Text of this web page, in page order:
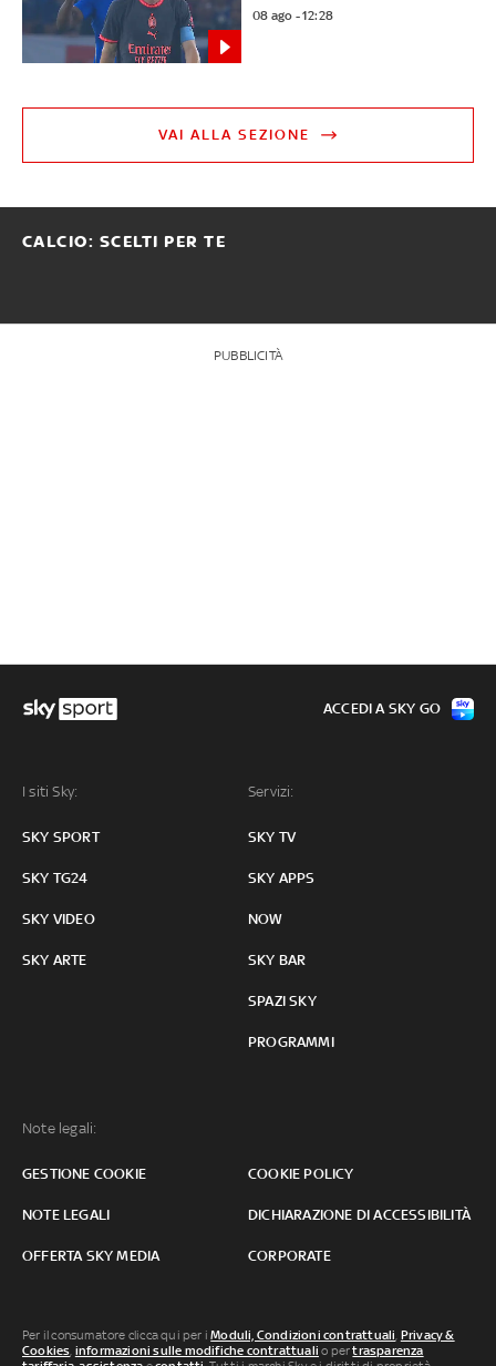
08 ago - 12:28
VAI ALLA SEZIONE
CALCIO: SCELTI PER TE
PUBBLICITÀ
I siti Sky:
SKY SPORT
SKY TG24
SKY VIDEO
SKY ARTE
Servizi:
SKY TV
SKY APPS
NOW
SKY BAR
SPAZI SKY
PROGRAMMI
Note legali:
GESTIONE COOKIE COOKIE POLICY
NOTE LEGALI DICHIARAZIONE DI ACCESSIBILITÀ
OFFERTA SKY MEDIA CORPORATE
ACCEDI A SKY GO
Per il consumatore clicca qui per iModuli, Condizioni contrattuali, Privacy &
Cookies, informazioni sulle modifiche contrattuali o pertrasparenza